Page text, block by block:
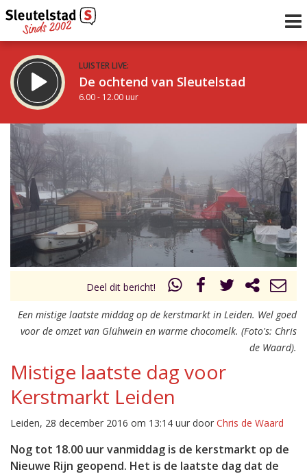
LUISTER LIVE:
De ochtend van Sleutelstad
6.00 - 12.00 uur
STRAKS:
De middag van Sleutelstad
12.00 - 18.00 uur
Vorig uur
uur 1 van 0 Volgend uur
Inklappen
Deel dit bericht!
Een mistige laatste middag op de kerstmarkt in Leiden. Wel goed
voor de omzet van Glühwein en warme chocomelk. (Foto's: Chris
de Waard).
Mistige laatste dag voor
Kerstmarkt Leiden
Leiden, 28 december 2016 om 13:14 uur door Chris de Waard
Nog tot 18.00 uur vanmiddag is de kerstmarkt op de
Nieuwe Rijn geopend. Het is de laatste dag dat de